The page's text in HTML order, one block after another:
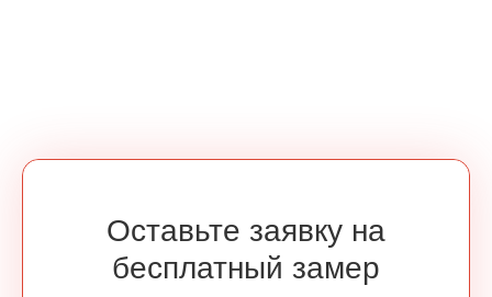
Оставьте заявку на
бесплатный замер